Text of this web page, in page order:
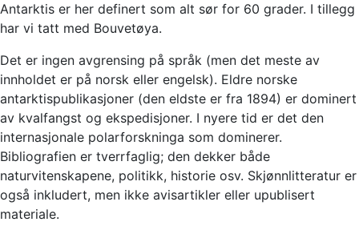
Antarktis er her definert som alt sør for 60 grader. I tillegg
har vi tatt med Bouvetøya.
Det er ingen avgrensing på språk (men det meste av
innholdet er på norsk eller engelsk). Eldre norske
antarktispublikasjoner (den eldste er fra 1894) er dominert
av kvalfangst og ekspedisjoner. I nyere tid er det den
internasjonale polarforskninga som dominerer.
Bibliografien er tverrfaglig; den dekker både
naturvitenskapene, politikk, historie osv. Skjønnlitteratur er
også inkludert, men ikke avisartikler eller upublisert
materiale.